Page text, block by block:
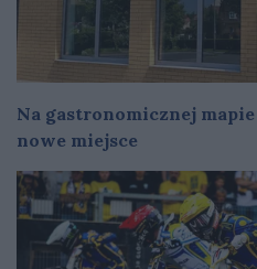
Na gastronomicznej
nowe miejsce